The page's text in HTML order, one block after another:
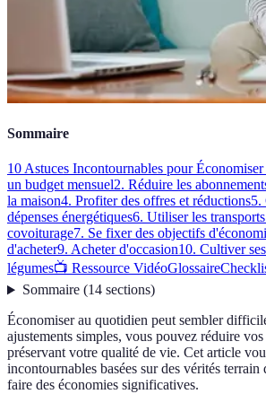
Sommaire
10 Astuces Incontournables pour
un budget mensuel2. Réduire les
la maison4. Profiter des offres et réductions5.
dépenses énergétiques6. Utiliser les
covoiturage7. Se fixer des objectifs
d'acheter9. Acheter d'occasion10. Cultiver
légumes📺 Ressource VidéoGlossaire
Sommaire(14 sections)
Économiser au quotidien peut sembler
ajustements simples, vous pouvez réduire vos
préservant votre qualité de vie. Cet article
incontournables basées sur des vérités
faire des économies significatives.